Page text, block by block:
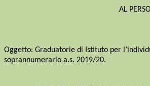
AL
Oggetto: Graduatorie di Istituto per
soprannumerario a.s. 2019/20.